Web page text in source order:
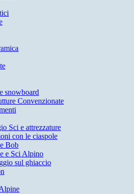
snowboard
Convenzionate
Sci e attrezzature
con le ciaspole
Bob
e Sci Alpino
sul ghiaccio